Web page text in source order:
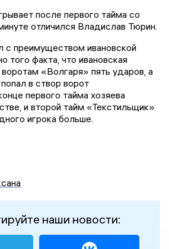
после первого тайма со
отличился Владислав Тюрин.
с преимуществом ивановской
того факта, что ивановская
«Волгаря» пять ударов, а
в створ ворот
первого тайма хозяева
и второй тайм «Текстильщик»
игрока больше.
наши новости: